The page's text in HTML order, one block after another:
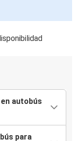
autobús
para